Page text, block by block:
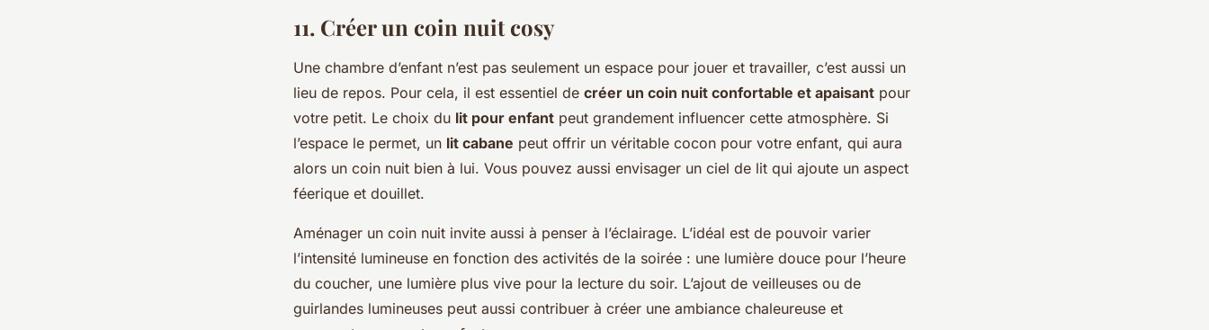
11. Créer un coin nuit cosy
Une chambre d’enfant n’est pas seulement un espace pour jouer et travailler, c’est aussi un
lieu de repos. Pour cela, il est essentiel de créer un coin nuit confortable et apaisant pour
votre petit. Le choix du lit pour enfant peut grandement influencer cette atmosphère. Si
l’espace le permet, un lit cabane peut offrir un véritable cocon pour votre enfant, qui aura
alors un coin nuit bien à lui. Vous pouvez aussi envisager un ciel de lit qui ajoute un aspect
féerique et douillet.
Aménager un coin nuit invite aussi à penser à l’éclairage. L’idéal est de pouvoir varier
l’intensité lumineuse en fonction des activités de la soirée : une lumière douce pour l’heure
du coucher, une lumière plus vive pour la lecture du soir. L’ajout de veilleuses ou de
guirlandes lumineuses peut aussi contribuer à créer une ambiance chaleureuse et